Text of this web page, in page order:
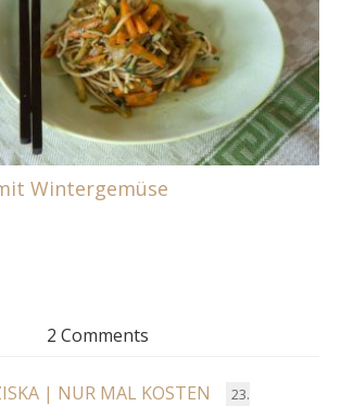
Wintergemüse
2 Comments
| NUR MAL KOSTEN
23.